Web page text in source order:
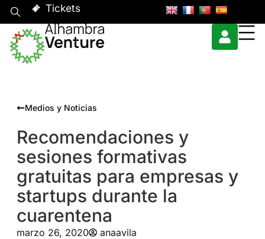
Tickets
Medios y Noticias
Recomendaciones y
sesiones formativas
gratuitas para empresas y
startups durante la
cuarentena
marzo 26, 2020 anaavila